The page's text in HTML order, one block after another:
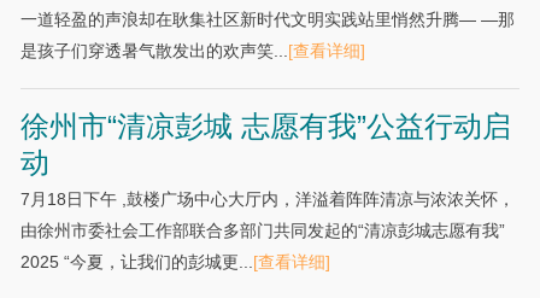
一道轻盈的声浪却在耿集社区新时代文明实践站里悄然升腾— —那
是孩子们穿透暑气散发出的欢声笑... [查看详细]
徐州市“清凉彭城 志愿有我”公益行动启
动
7月18日下午 ,鼓楼广场中心大厅内，洋溢着阵阵清凉与浓浓关怀，
由徐州市委社会工作部联合多部门共同发起的“清凉彭城志愿有我”
2025 “今夏，让我们的彭城更... [查看详细]